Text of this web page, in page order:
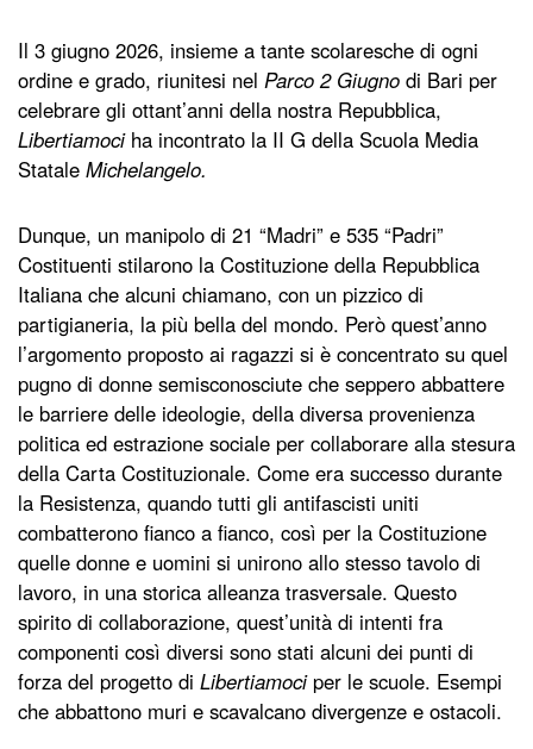
Il 3 giugno 2026, insieme a tante scolaresche di ogni
ordine e grado, riunitesi nel Parco 2 Giugno di Bari per
celebrare gli ottant’anni della nostra Repubblica,
Libertiamoci ha incontrato la II G della Scuola Media
Statale Michelangelo.
Dunque, un manipolo di 21 “Madri” e 535 “Padri”
Costituenti stilarono la Costituzione della Repubblica
Italiana che alcuni chiamano, con un pizzico di
partigianeria, la più bella del mondo. Però quest’anno
l’argomento proposto ai ragazzi si è concentrato su quel
pugno di donne semisconosciute che seppero abbattere
le barriere delle ideologie, della diversa provenienza
politica ed estrazione sociale per collaborare alla stesura
della Carta Costituzionale. Come era successo durante
la Resistenza, quando tutti gli antifascisti uniti
combatterono fianco a fianco, così per la Costituzione
quelle donne e uomini si unirono allo stesso tavolo di
lavoro, in una storica alleanza trasversale. Questo
spirito di collaborazione, quest’unità di intenti fra
componenti così diversi sono stati alcuni dei punti di
forza del progetto di Libertiamoci per le scuole. Esempi
che abbattono muri e scavalcano divergenze e ostacoli.